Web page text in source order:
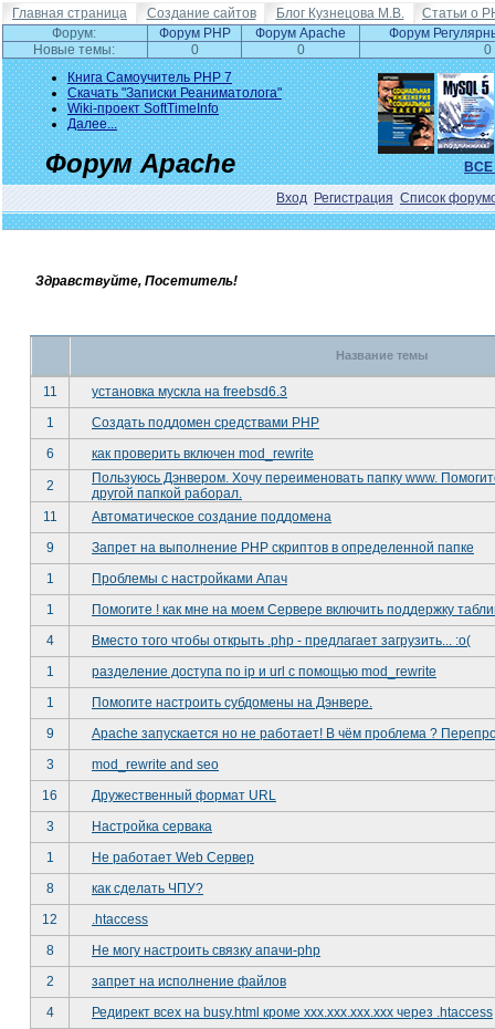
Главная страница Создание сайтов Блог Кузнецова М.В.
Статьи о
Форум:
Форум PHP Форум Apache
Форум
Новые темы:
0 0
0
Книга Самоучитель PHP 7
Скачать "Записки Реаниматолога"
Wiki-проект SoftTimeInfo
Далее...
Форум Apache
Вход Регистрация Список
Здравствуйте, Посетитель!
Название темы
11
установка мускла на freebsd6.3
1
Создать поддомен средствами PHP
6
как проверить включен mod_rewrite
2
Пользуюсь Дэнвером. Хочу переименовать папку www.
другой папкой раборал.
11
Автоматическое создание поддомена
9
Запрет на выполнение PHP скриптов в определенной папке
1
Проблемы с настройками Апач
1
Помогите ! как мне на моем Сервере включить поддержку
4
Вместо того чтобы открыть .php - предлагает загрузить... :о(
1
разделение доступа по ip и url с помощью mod_rewrite
1
Помогите настроить субдомены на Дэнвере.
9
Apache запускается но не работает! В чём проблема ?
3
mod_rewrite and seo
16
Дружественный формат URL
3
Настройка сервака
1
Не работает Web Сервер
8
как сделать ЧПУ?
12
.htaccess
8
Не могу настроить связку апачи-php
2
запрет на исполнение файлов
4
Редирект всех на busy.html кроме ххх.ххх.ххх.ххх через .htaccess